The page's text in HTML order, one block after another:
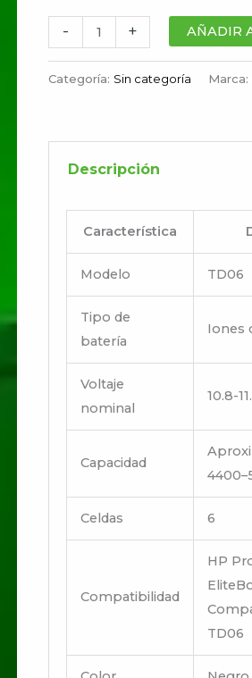
- + AÑADIR
Categoría: Sin categoría Marca:
Descripción
Característica
Modelo TD06
Tipo de
batería
Iones
Voltaje
nominal
10.8-
Capacidad
Celdas 6
Compatibilidad
HP
TD06